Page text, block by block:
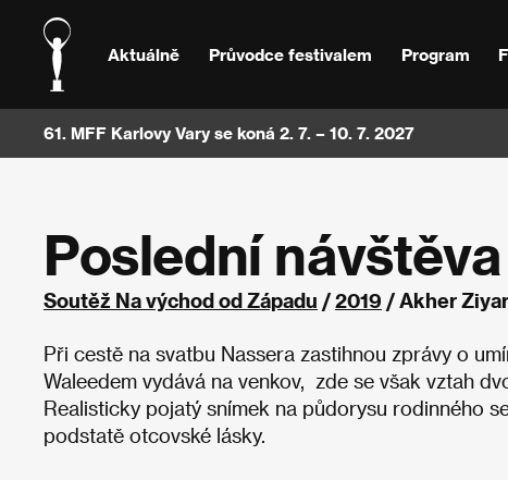
Aktuálně Průvodce festivalem Program
61. MFF Karlovy Vary se koná 2. 7. – 10. 7. 2027
Poslední návštěva
Soutěž Na východ od Západu /2019 / Akher
Při cestě na svatbu Nassera zastihnou zprávy o
Waleedem vydává na venkov, zde se však vztah
Realisticky pojatý snímek na půdorysu rodinného
podstatě otcovské lásky.